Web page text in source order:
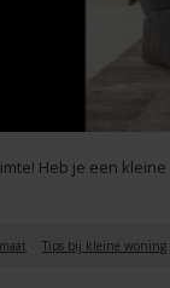
Heb je een
Tips bij kleine woning